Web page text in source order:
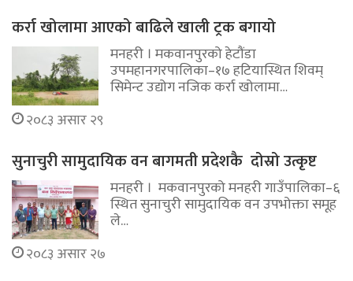
कर्रा खोलामा आएको बाढिले खाली ट्रक बगायो
मनहरी । मकवानपुरको हेटौंडा
उपमहानगरपालिका–१७ हटियास्थित शिवम्
सिमेन्ट उद्योग नजिक कर्रा खोलामा…
२०८३ असार २९
सुनाचुरी सामुदायिक वन बागमती प्रदेशकै दोस्रो उत्कृष्ट
मनहरी । मकवानपुरको मनहरी गाउँपालिका–६
स्थित सुनाचुरी सामुदायिक वन उपभोक्ता समूह
ले…
२०८३ असार २७